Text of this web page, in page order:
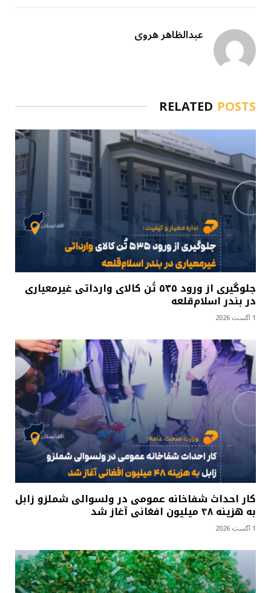
عبدالظاهر هروی
RELATED POSTS
جلوگیری از ورود ۵۳۵ تُن کالای وارداتی غیرمعیاری
در بندر اسلام‌قلعه
1 آگست 2026
کار احداث شفاخانه عمومی در ولسوالی شملزو زابل
به هزینه ۴۸ میلیون افغانی آغاز شد
1 آگست 2026